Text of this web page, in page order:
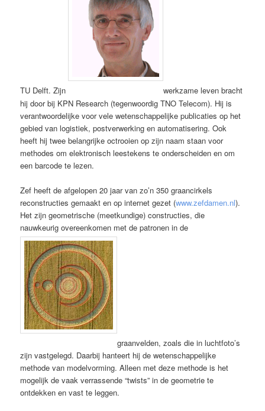
TU Delft. Zijn
werkzame leven bracht
hij door bij KPN Research (tegenwoordig TNO Telecom). Hij is
verantwoordelijke voor vele wetenschappelijke publicaties op het
gebied van logistiek, postverwerking en automatisering. Ook
heeft hij twee belangrijke octrooien op zijn naam staan voor
methodes om elektronisch leestekens te onderscheiden en om
een barcode te lezen.
Zef heeft de afgelopen 20 jaar van zo’n 350 graancirkels
reconstructies gemaakt en op internet gezet (www.zefdamen.nl).
Het zijn geometrische (meetkundige) constructies, die
nauwkeurig overeenkomen met de patronen in de
graanvelden, zoals die in luchtfoto’s
zijn vastgelegd. Daarbij hanteert hij de wetenschappelijke
methode van modelvorming. Alleen met deze methode is het
mogelijk de vaak verrassende “twists” in de geometrie te
ontdekken en vast te leggen.